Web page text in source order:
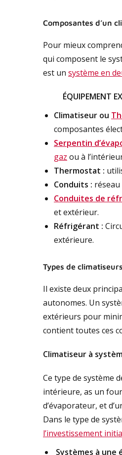
Composantes d’un
Pour mieux
qui composent le
est un système en
ÉQUIPEMENT
Climatiseur ou
composantes
Serpentin
gaz ou à
Thermostat :
Conduits :
Conduites de
et extérieur.
Réfrigérant :
extérieure.
Types de
Il existe deux
autonomes. Un
extérieurs pour
contient toutes ces
Climatiseur à
Ce type de système
intérieure, as un
d’évaporateur, et
Dans le type de
l’investissement
Systèmes à une